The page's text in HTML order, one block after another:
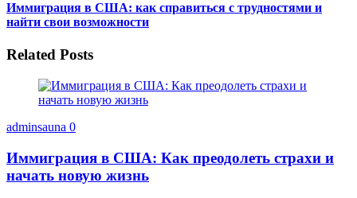
Иммиграция в США: как справиться с трудностями и
найти свои возможности
Related Posts
adminsauna 0
Иммиграция в США: Как преодолеть страхи и
начать новую жизнь